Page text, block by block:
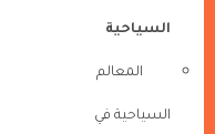
السياحية
المعالم
السياحية في